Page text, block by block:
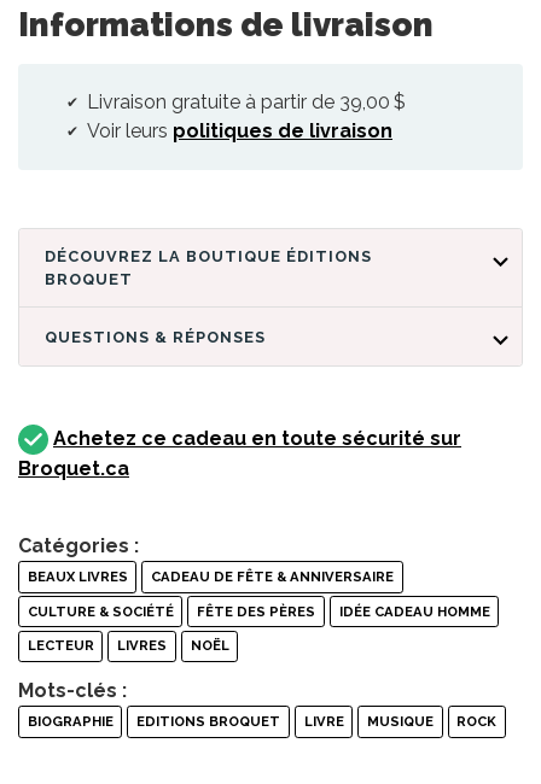
Informations de livraison
Livraison gratuite à partir de 39,00 $
Voir leurs politiques de livraison
DÉCOUVREZ LA BOUTIQUE ÉDITIONS
BROQUET
QUESTIONS & RÉPONSES
Achetez ce cadeau en toute sécurité sur
Broquet.ca
Catégories :
BEAUX LIVRES CADEAU DE FÊTE & ANNIVERSAIRE
CULTURE & SOCIÉTÉ FÊTE DES PÈRES IDÉE CADEAU HOMME
LECTEUR LIVRES NOËL
Mots-clés :
BIOGRAPHIE EDITIONS BROQUET LIVRE MUSIQUE ROCK